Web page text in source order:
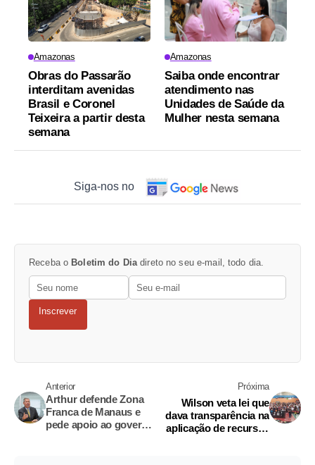
Amazonas
Obras do Passarão
interditam avenidas
Brasil e Coronel
Teixeira a partir desta
semana
Amazonas
Saiba onde encontrar
atendimento nas
Unidades de Saúde da
Mulher nesta semana
Siga-nos no
Receba o Boletim do Dia direto no seu e-mail, todo dia.
Inscrever
Anterior
Arthur defende Zona
Franca de Manaus e
pede apoio ao governo
Próxima
Wilson veta lei que
dava transparência na
aplicação de recursos